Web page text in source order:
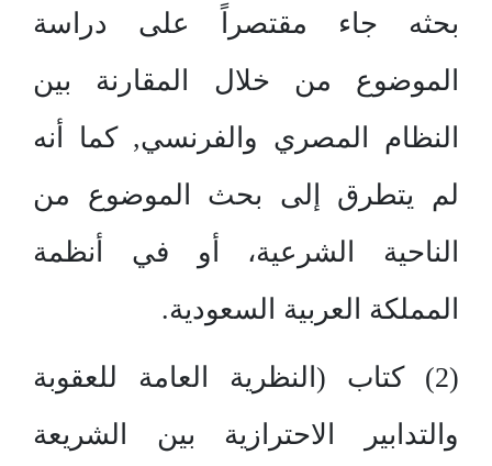
بحثه جاء مقتصراً على دراسة
الموضوع من خلال المقارنة بين
النظام المصري والفرنسي, كما أنه
لم يتطرق إلى بحث الموضوع من
الناحية الشرعية، أو في أنظمة
المملكة العربية السعودية.
(2) كتاب (النظرية العامة للعقوبة
والتدابير الاحترازية بين الشريعة